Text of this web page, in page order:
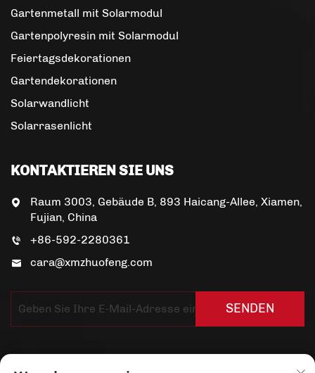
Gartenmetall mit Solarmodul
Gartenpolyresin mit Solarmodul
Feiertagsdekorationen
Gartendekorationen
Solarwandlicht
Solarrasenlicht
KONTAKTIEREN SIE UNS
Raum 3003, Gebäude B, 893 Haicang-Allee, Xiamen,
Fujian, China
+86-592-2280361
cara@xmzhuofeng.com
SENDEN